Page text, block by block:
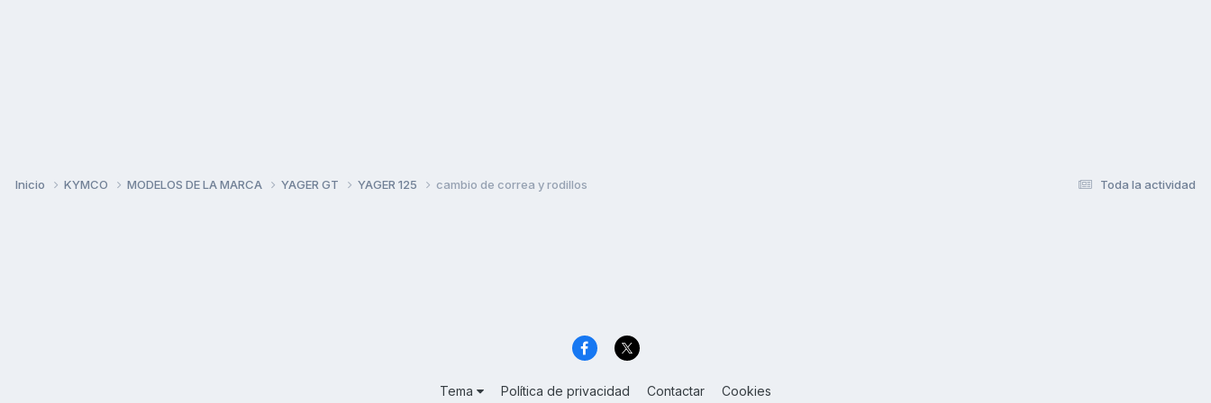
Toda la actividad
Inicio KYMCO MODELOS DE LA MARCA YAGER GT YAGER 125 cambio de correa y rodillos
Tema Política de privacidad Contactar Cookies